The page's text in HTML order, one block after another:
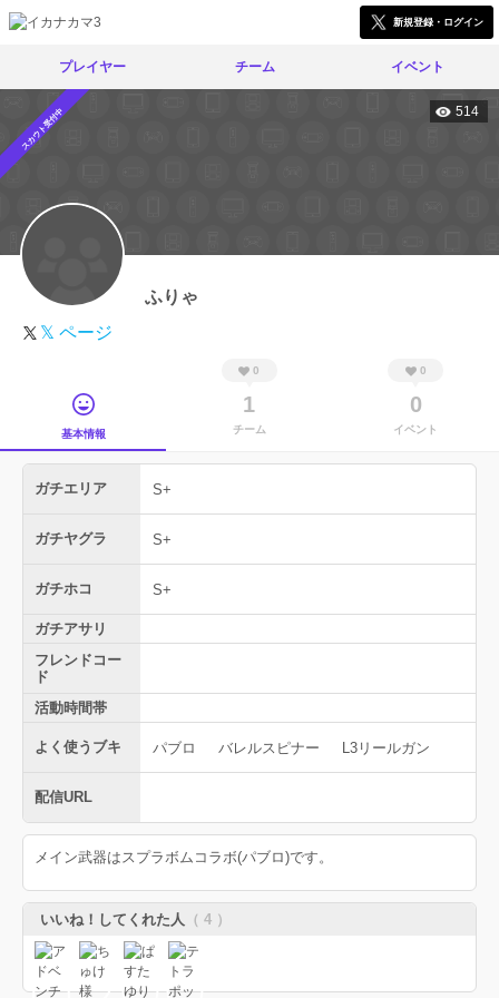
新規登録・ログイン
プレイヤー チーム イベント
スカウト受付中 514
ふりゃ
𝕏 ページ
基本情報
0
1
チーム
0
0
イベント
ガチエリア S+
ガチヤグラ S+
ガチホコ S+
ガチアサリ
フレンドコー
ド
活動時間帯
よく使うブキ パブロ バレルスピナー L3リールガン
配信URL
メイン武器はスプラボムコラボ(パブロ)です。
いいね！してくれた人 （ 4 ）